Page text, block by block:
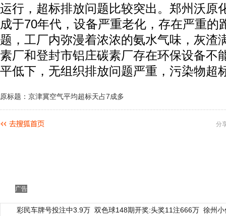
运行，超标排放问题比较突出。郑州沃原
成于70年代，设备严重老化，存在严重的
题，工厂内弥漫着浓浓的氨水气味，灰渣
素厂和登封市铝庄碳素厂存在环保设备不
平低下，无组织排放问题严重，污染物超
原标题：京津冀空气平均超标天占7成多
分
广告
彩民车牌号投注中3.9万 双色球148期开奖:头奖11注666万 徐州